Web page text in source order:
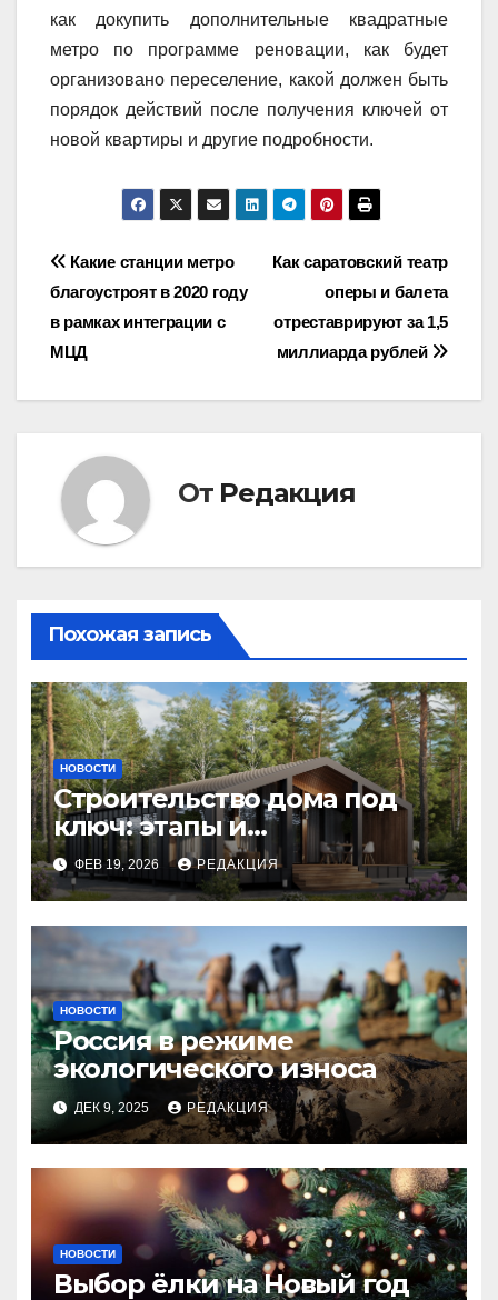
как докупить дополнительные квадратные
метро по программе реновации, как будет
организовано переселение, какой должен быть
порядок действий после получения ключей от
новой квартиры и другие подробности.
Навигация
по
записям
Как саратовский театр
оперы и балета
отреставрируют за 1,5
миллиарда рублей
Какие станции метро
благоустроят в 2020 году
в рамках интеграции с
МЦД
От Редакция
Похожая запись
НОВОСТИ
Строительство дома под
ключ: этапы и
планирование бюджета
ФЕВ 19, 2026 РЕДАКЦИЯ
НОВОСТИ
Россия в режиме
экологического износа
ДЕК 9, 2025 РЕДАКЦИЯ
НОВОСТИ
Выбор ёлки на Новый год